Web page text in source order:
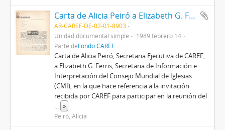
Carta de Alicia Peiró a Elizabeth G. Ferris
AR-CAREF-DE-02-01-8903
Unidad documental simple
1989 febrero 14
Parte deFondo CAREF
Carta de Alicia Peiró, Secretaria Ejecutiva de CAREF,
a Elizabeth G. Ferris, Secretaria de Información e
Interpretación del Consejo Mundial de Iglesias
(CMI), en la que hace referencia a la invitación
recibida por CAREF para participar en la reunión del
... »
Peiró, Alicia